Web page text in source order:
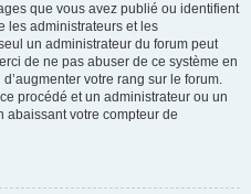
que vous avez publié ou identifient
les administrateurs et les
un administrateur du forum peut
de ne pas abuser de ce système en
votre rang sur le forum.
procédé et un administrateur ou un
abaissant votre compteur de